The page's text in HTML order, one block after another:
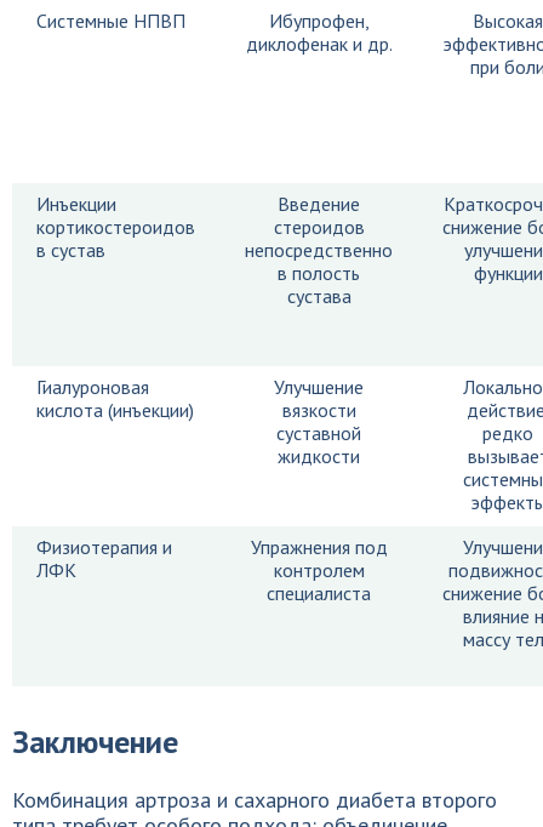
Системные НПВП
Ибупрофен,
диклофенак и др.
Высокая
при
Инъекции
кортикостероидов
в сустав
Введение
стероидов
непосредственно
в полость
сустава
снижение
функции
Гиалуроновая
кислота (инъекции)
Улучшение
вязкости
суставной
жидкости
редко
Физиотерапия и
ЛФК
Упражнения под
контролем
специалиста
снижение
влияние
массу
Заключение
Комбинация артроза и сахарного диабета второго